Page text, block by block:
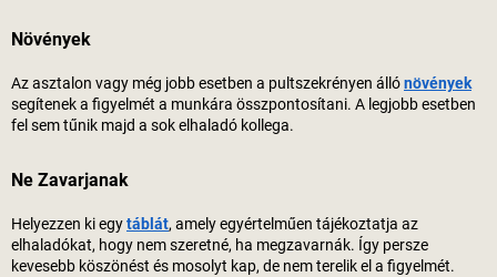
Növények
Az asztalon vagy még jobb esetben a pultszekrényen állónövények
segítenek a figyelmét a munkára összpontosítani. A legjobb esetben
fel sem tűnik majd a sok elhaladó kollega.
Ne Zavarjanak
Helyezzen ki egytáblát, amely egyértelműen tájékoztatja az
elhaladókat, hogy nem szeretné, ha megzavarnák. Így persze
kevesebb köszönést és mosolyt kap, de nem terelik el a figyelmét.